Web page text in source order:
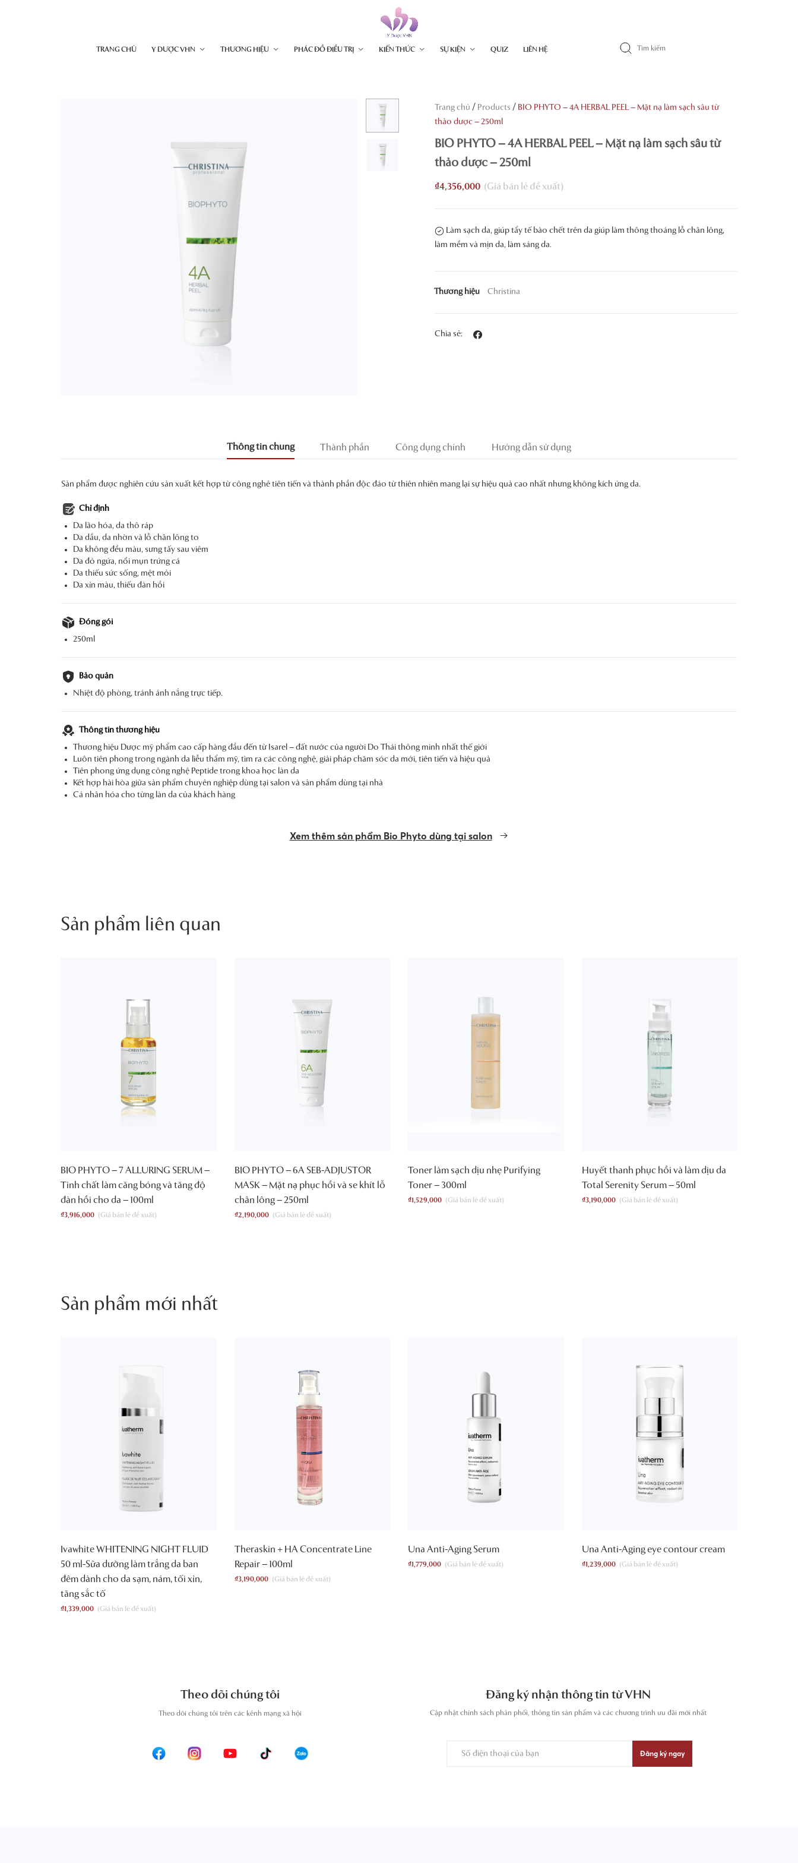
TRANG CHỦ Y DƯỢC VHN THƯƠNG HIỆU PHÁC ĐỒ ĐIỀU TRỊ KIẾN THỨC SỰ KIỆN QUIZ LIÊN HỆ
Trang chủ / Products / BIO PHYTO – 4A HERBAL PEEL – Mặt nạ làm sạch sâu từ
thảo dược – 250ml
BIO PHYTO – 4A HERBAL PEEL – Mặt nạ làm sạch sâu từ
thảo dược – 250ml
₫4,356,000
Làm sạch da, giúp tẩy tế bào chết trên da giúp làm thông thoáng lỗ chân lông,
làm mềm và mịn da, làm sáng da.
Thương hiệu Christina
Chia sẻ:
Thông tin chung Thành phần Công dụng chính Hướng dẫn sử dụng
Sản phẩm được nghiên cứu sản xuất kết hợp từ công nghê tiên tiến và thành phần độc đáo từ thiên nhiên mang lại sự hiệu quả cao nhất nhưng không kích ứng da.
Chỉ định
Da lão hóa, da thô ráp
Da dầu, da nhờn và lỗ chân lông to
Da không đều màu, sưng tấy sau viêm
Da đỏ ngứa, nổi mụn trứng cá
Da thiếu sức sống, mệt mỏi
Da xỉn màu, thiếu đàn hồi
Đóng gói
250ml
Bảo quản
Nhiệt độ phòng, tránh ánh nắng trực tiếp.
Thông tin thương hiệu
Thương hiệu Dược mỹ phẩm cao cấp hàng đầu đến từ Isarel – đất nước của người Do Thái thông minh nhất thế giới
Luôn tiên phong trong ngành da liễu thẩm mỹ, tìm ra các công nghệ, giải pháp chăm sóc da mới, tiên tiến và hiệu quả
Tiên phong ứng dụng công nghệ Peptide trong khoa học làn da
Kết hợp hài hòa giữa sản phẩm chuyên nghiệp dùng tại salon và sản phẩm dùng tại nhà
Cá nhân hóa cho từng làn da của khách hàng
Xem thêm sản phẩm Bio Phyto dùng tại salon
Sản phẩm liên quan
BIO PHYTO – 7 ALLURING SERUM –
Tinh chất làm căng bóng và tăng độ
đàn hồi cho da – 100ml
₫3,916,000
BIO PHYTO – 6A SEB-ADJUSTOR
MASK – Mặt nạ phục hồi và se khít lỗ
chân lông – 250ml
₫2,190,000
Toner làm sạch dịu nhẹ Purifying
Toner – 300ml
₫1,529,000
Huyết thanh phục hồi và làm dịu da
Total Serenity Serum – 50ml
₫3,190,000
Sản phẩm mới nhất
Ivawhite WHITENING NIGHT FLUID
50 ml-Sữa dưỡng làm trắng da ban
đêm dành cho da sạm, nám, tối xỉn,
tăng sắc tố
₫1,339,000
Theraskin + HA Concentrate Line
Repair – 100ml
₫3,190,000
Una Anti-Aging Serum
₫1,779,000
Una Anti-Aging eye contour cream
₫1,239,000
Theo dõi chúng tôi
Theo dõi chúng tôi trên các kênh mạng xã hội
Đăng ký nhận thông tin từ VHN
Cập nhật chính sách phân phối, thông tin sản phẩm và các chương trình ưu đãi mới nhất
Đăng ký ngay